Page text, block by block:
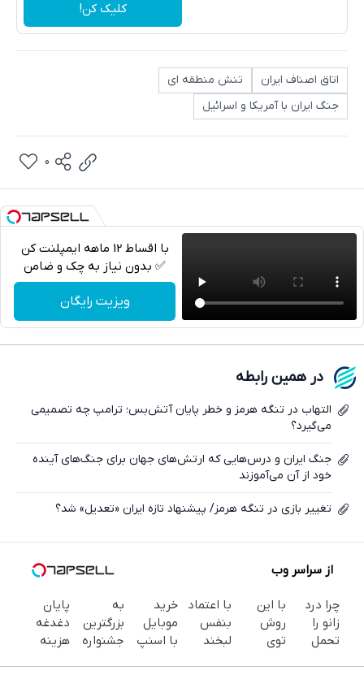
کلیک کن!
اتاق اصناف ایران
تنش منطقه ای
جنگ ایران با آمریکا و اسرائیل
واتساپ
0
با اقساط 12 ماهه ایمپلنت کن
✅ بدون نیاز به چک و ضامن
ویزیت رایگان
در همین رابطه
التهاب در تنگه هرمز و خطر پایان آتش‌بس؛ ترامپ چه تصمیمی
می‌گیرد؟
جنگ ایران و درس‌هایی که ارتش‌های جهان برای جنگ‌های آینده
خود از آن می‌آموزند
تغییر بازی در تنگه هرمز/ پیشنهاد تازه ایران «تعدیل» شد؟
از سراسر وب
چرا درد
زانو را
تحمل
با این
روش
توی
با اعتماد
بنفس
لبخند
خرید
موبایل
با اسنپ
به
بزرگترین
جشنواره
پایان
دغدغه
هزینه